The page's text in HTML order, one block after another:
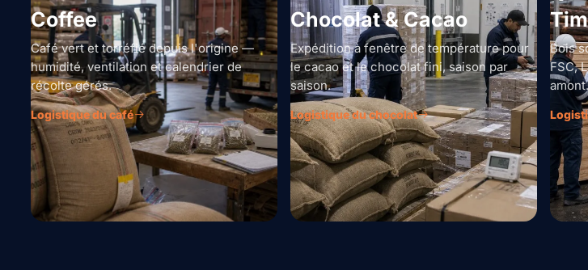
Coffee
Café vert et torréfié depuis l'origine —
humidité, ventilation et calendrier de
récolte gérés.
Logistique du café
Chocolat & Cacao
Expédition à fenêtre de température pour
le cacao et le chocolat fini, saison par
saison.
Logistique du chocolat
Bois
FSC,
amont.